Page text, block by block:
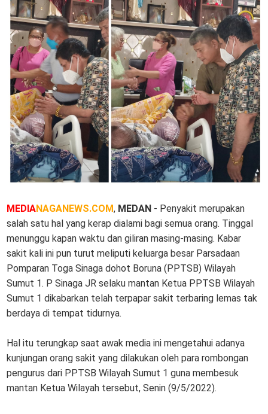
MEDIANAGANEWS.COM, MEDAN - Penyakit merupakan
salah satu hal yang kerap dialami bagi semua orang. Tinggal
menunggu kapan waktu dan giliran masing-masing. Kabar
sakit kali ini pun turut meliputi keluarga besar Parsadaan
Pomparan Toga Sinaga dohot Boruna (PPTSB) Wilayah
Sumut 1. P Sinaga JR selaku mantan Ketua PPTSB Wilayah
Sumut 1 dikabarkan telah terpapar sakit terbaring lemas tak
berdaya di tempat tidurnya.
Hal itu terungkap saat awak media ini mengetahui adanya
kunjungan orang sakit yang dilakukan oleh para rombongan
pengurus dari PPTSB Wilayah Sumut 1 guna membesuk
mantan Ketua Wilayah tersebut, Senin (9/5/2022).